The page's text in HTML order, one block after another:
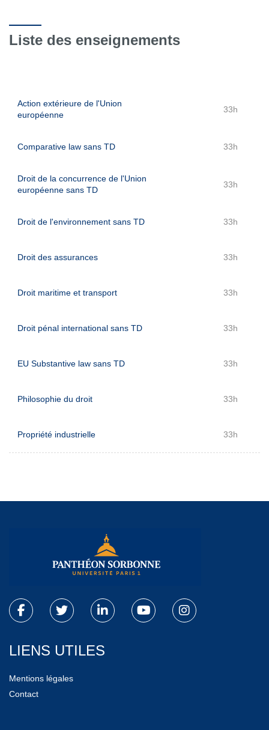
Liste des enseignements
Action extérieure de l'Union
européenne
33h
Comparative law sans TD 33h
Droit de la concurrence de l'Union
européenne sans TD
33h
Droit de l'environnement sans TD 33h
Droit des assurances 33h
Droit maritime et transport 33h
Droit pénal international sans TD 33h
EU Substantive law sans TD 33h
Philosophie du droit 33h
Propriété industrielle 33h
LIENS UTILES
Mentions légales
Contact